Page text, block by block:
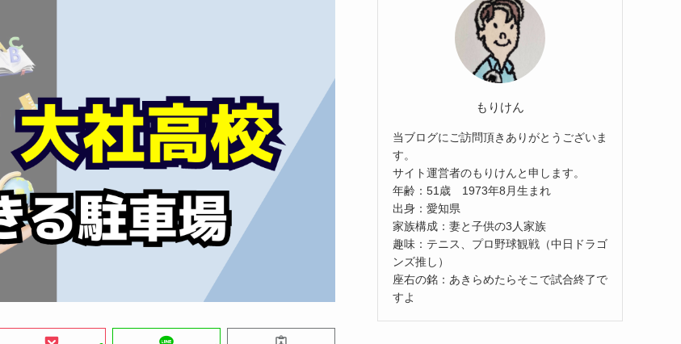
もりけん
当ブログにご訪問頂きありがとうございま
す。
サイト運営者のもりけんと申します。
年齢：51歳 1973年8月生まれ
出身：愛知県
家族構成：妻と子供の3人家族
趣味：テニス、プロ野球観戦（中日ドラゴ
ンズ推し）
座右の銘：あきらめたらそこで試合終了で
すよ